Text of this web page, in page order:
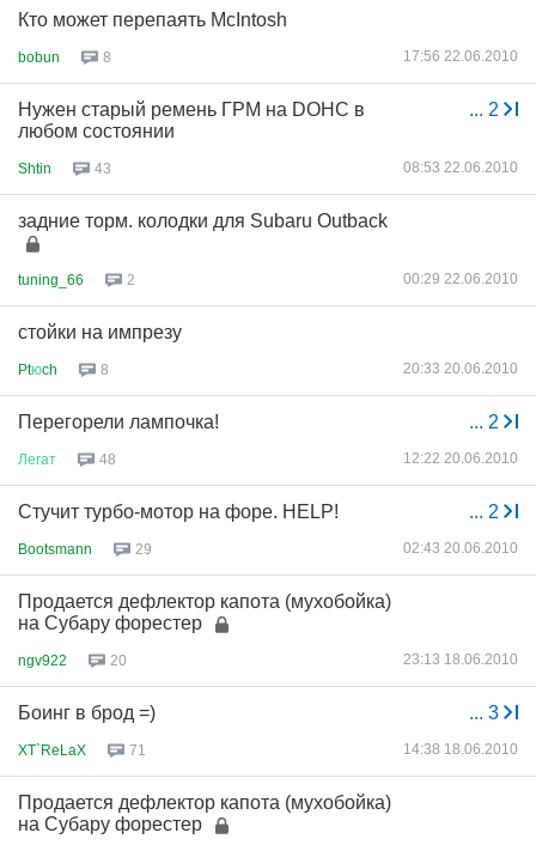
Кто может перепаять McIntosh
bobun 8 17:56 22.06.2010
... 2
Нужен старый ремень ГРМ на DOHC в
любом состоянии
Shtin 43 08:53 22.06.2010
задние торм. колодки для Subaru Outback
tuning_66 2 00:29 22.06.2010
стойки на импрезу
Ptюch 8 20:33 20.06.2010
... 2
Перегорели лампочка!
Легат 48 12:22 20.06.2010
... 2
Стучит турбо-мотор на форе. HELP!
Bootsmann 29 02:43 20.06.2010
Продается дефлектор капота (мухобойка)
на Субару форестер
ngv922 20 23:13 18.06.2010
... 3
Боинг в брод =)
XT`ReLaX 71 14:38 18.06.2010
Продается дефлектор капота (мухобойка)
на Субару форестер